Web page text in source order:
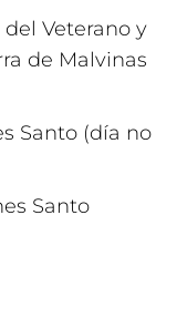
Veterano y
de Malvinas
Santo (día no
Santo